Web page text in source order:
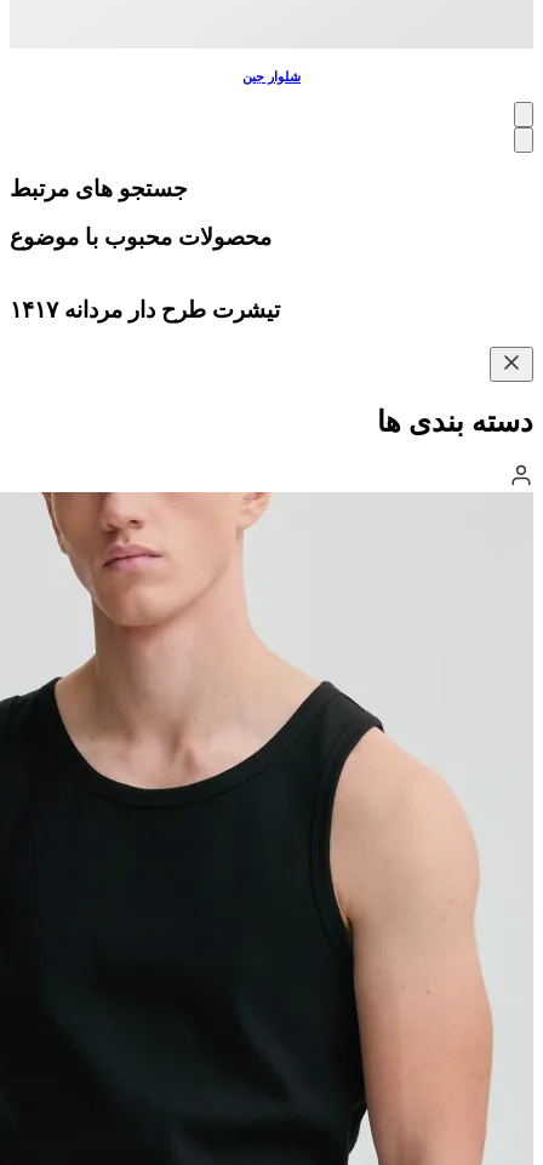
شلوار جین
جستجو های مرتبط
محصولات محبوب با موضوع
تیشرت طرح دار مردانه ۱۴۱۷
دسته بندی ها